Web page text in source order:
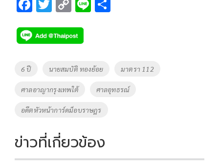
e
b
k
tt
er
p
y
Li
n
k
Tags
6 ปี นายสมบัติ ทองย้อย มาตรา 112
ศาลอาญากรุงเทพใต้ ศาลอุทธรณ์
อดีตหัวหน้าการ์ดม็อบราษฎร
ข่าวที่เกี่ยวข้อง